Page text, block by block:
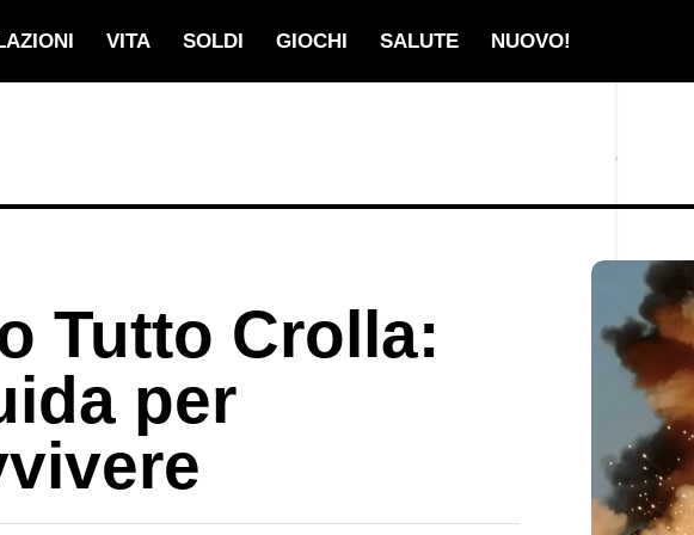
VITA SOLDI GIOCHI SALUTE NUOVO!
Tutto Crolla:
per